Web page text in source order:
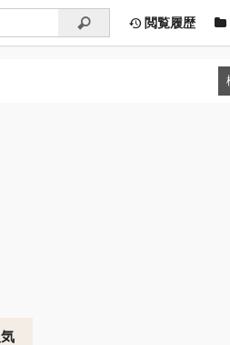
閲覧履歴